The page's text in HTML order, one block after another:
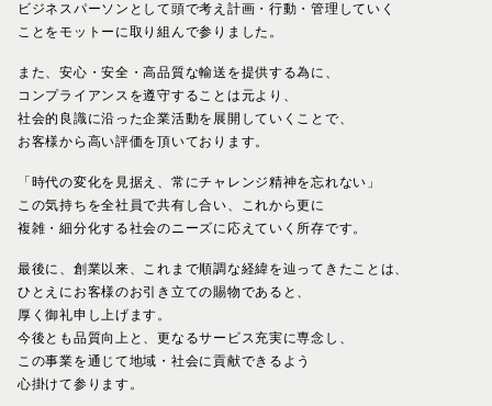
ビジネスパーソンとして頭で考え計画・行動・管理していく
ことをモットーに取り組んで参りました。
また、安心・安全・高品質な輸送を提供する為に、
コンプライアンスを遵守することは元より、
社会的良識に沿った企業活動を展開していくことで、
お客様から高い評価を頂いております。
「時代の変化を見据え、常にチャレンジ精神を忘れない」
この気持ちを全社員で共有し合い、これから更に
複雑・細分化する社会のニーズに応えていく所存です。
最後に、創業以来、これまで順調な経緯を辿ってきたことは、
ひとえにお客様のお引き立ての賜物であると、
厚く御礼申し上げます。
今後とも品質向上と、更なるサービス充実に専念し、
この事業を通じて地域・社会に貢献できるよう
心掛けて参ります。